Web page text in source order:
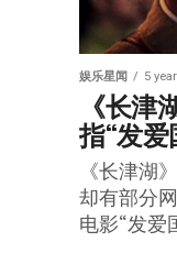
娱乐星闻 5
《长津
指“发
《长津湖
却有部分
电影“发爱